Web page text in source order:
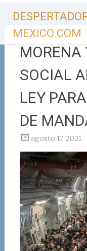
contenido
MEXICO.COM
MORENA
SOCIAL
LEY
DE
agosto 17, 2021